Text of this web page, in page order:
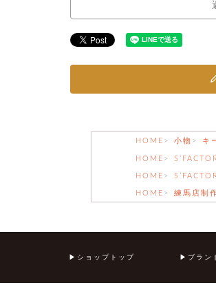
HOME 小物 キ
HOME
HOME
HOME 練馬店制
ショップトップ ブラン